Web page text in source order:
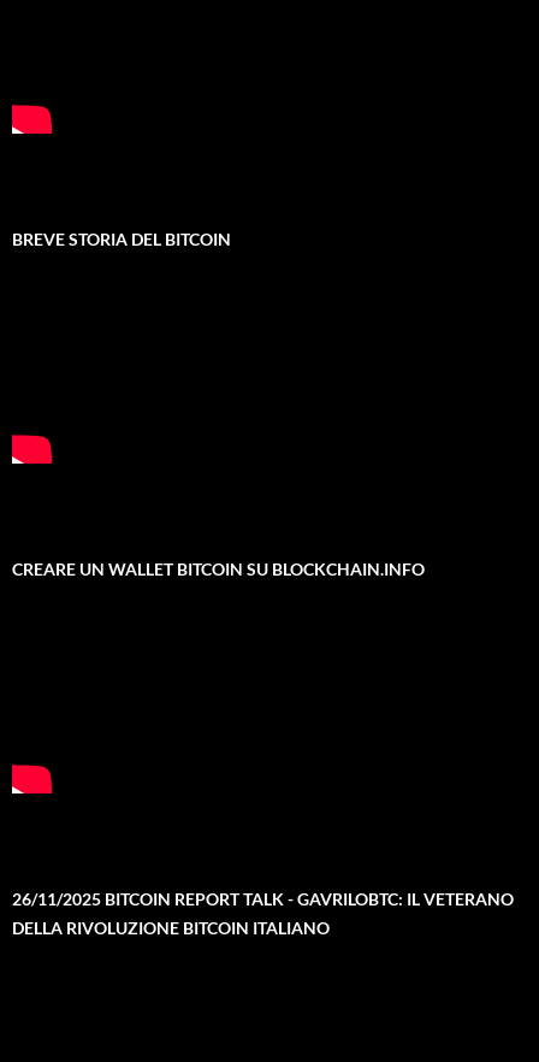
BREVE STORIA DEL BITCOIN
CREARE UN WALLET BITCOIN SU BLOCKCHAIN.INFO
26/11/2025 BITCOIN REPORT TALK - GAVRILOBTC: IL VETERANO
DELLA RIVOLUZIONE BITCOIN ITALIANO